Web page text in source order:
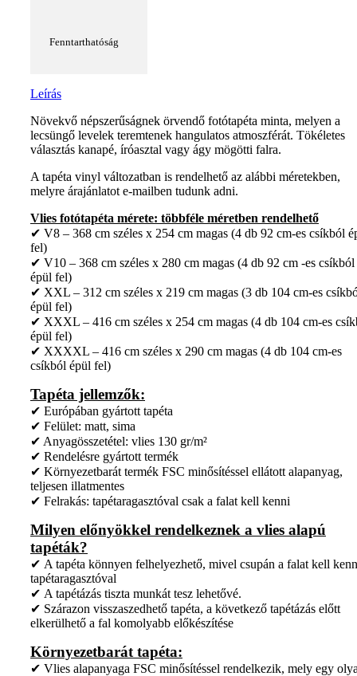
Fenntarthatóság
Leírás
Növekvő népszerűságnek örvendő fotótapéta minta, melyen a
lecsüngő levelek teremtenek hangulatos atmoszférát. Tökéletes
választás kanapé, íróasztal vagy ágy mögötti falra.
A tapéta vinyl változatban is rendelhető az alábbi méretekben,
melyre árajánlatot e-mailben tudunk adni.
Vlies fotótapéta mérete: többféle méretben rendelhető
✔ V8 – 368 cm széles x 254 cm magas (4 db 92 cm-es csíkból
fel)
✔ V10 – 368 cm széles x 280 cm magas (4 db 92 cm -es csíkból
épül fel)
✔ XXL – 312 cm széles x 219 cm magas (3 db 104 cm-es
épül fel)
✔ XXXL – 416 cm széles x 254 cm magas (4 db 104 cm-es
épül fel)
✔ XXXXL – 416 cm széles x 290 cm magas (4 db 104 cm-es
csíkból épül fel)
Tapéta jellemzők:
✔ Európában gyártott tapéta
✔ Felület: matt, sima
✔ Anyagösszetétel: vlies 130 gr/m²
✔ Rendelésre gyártott termék
✔ Környezetbarát termék FSC minősítéssel ellátott alapanyag,
teljesen illatmentes
✔ Felrakás: tapétaragasztóval csak a falat kell kenni
Milyen előnyökkel rendelkeznek a vlies alapú
tapéták?
✔ A tapéta könnyen felhelyezhető, mivel csupán a falat kell
tapétaragasztóval
✔ A tapétázás tiszta munkát tesz lehetővé.
✔ Szárazon visszaszedhető tapéta, a következő tapétázás előtt
elkerülhető a fal komolyabb előkészítése
Környezetbarát tapéta:
✔ Vlies alapanyaga FSC minősítéssel rendelkezik, mely egy